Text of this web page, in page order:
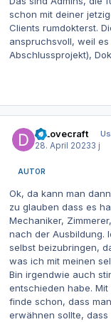
schon mit deiner
Clients rumdokterst.
anspruchsvoll, weil
Abschlussprojekt),
DrLovecraft
28. April 20233 j
AUTOR
Ok, da kann man
zu glauben dass es
Mechaniker,
nach der Ausbildung.
selbst beizubringen,
was ich mit meinen
Bin irgendwie auch
entschieden habe.
finde schon, dass
erwähnen sollte,